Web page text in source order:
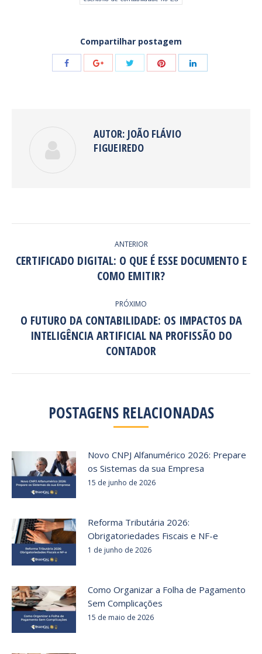
Compartilhar postagem
AUTOR: JOÃO FLÁVIO
FIGUEIREDO
DE
ANTERIOR
Post
anterior:
CERTIFICADO DIGITAL: O QUE É ESSE DOCUMENTO E
COMO EMITIR?
PRÓXIMO
Próximo
post:
O FUTURO DA CONTABILIDADE: OS IMPACTOS DA
INTELIGÊNCIA ARTIFICIAL NA PROFISSÃO DO
CONTADOR
POSTAGENS RELACIONADAS
Novo CNPJ Alfanumérico 2026: Prepare
os Sistemas da sua Empresa
15 de junho de 2026
Reforma Tributária 2026:
Obrigatoriedades Fiscais e NF-e
1 de junho de 2026
Como Organizar a Folha de Pagamento
Sem Complicações
15 de maio de 2026